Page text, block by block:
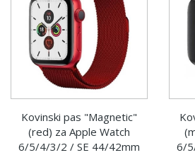
Kovinski pas "Magnetic"
(red) za Apple Watch
6/5/4/3/2 / SE 44/42mm
6/